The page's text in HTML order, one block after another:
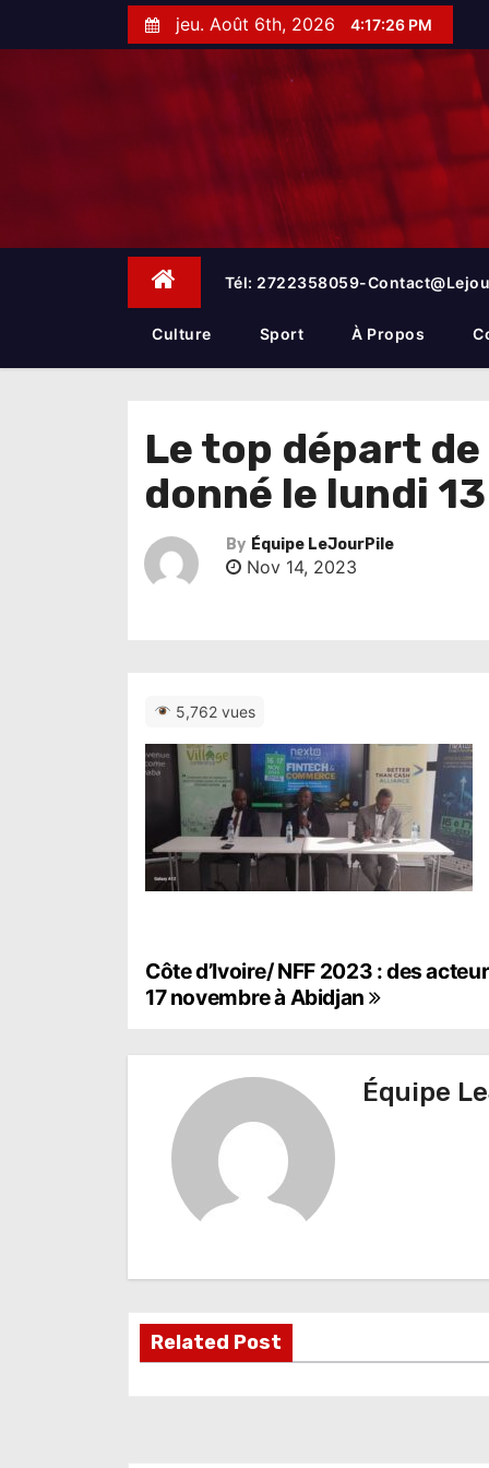
t
jeu. Août 6th, 2026 4:17:27 PM
Tél: 2722358059-
Culture Sport À Propos
Le top départ
donné le lundi
By Équipe LeJourPile
Nov 14, 2023
5,762 vues
N
v
i
n
Côte d’Ivoire/ NFF 2023 : des
17 novembre à Abidjan
Équipe
Related Post